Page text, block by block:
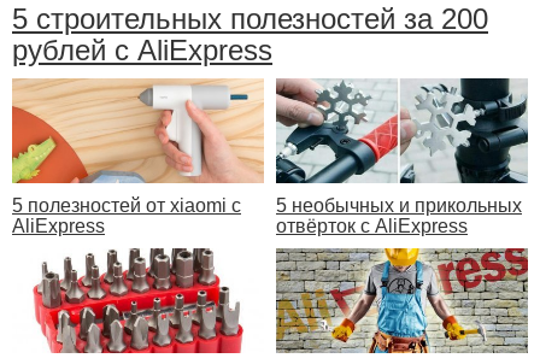
5 строительных полезностей за 200
рублей с AliExpress
5 полезностей от xiaomi с
AliExpress
5 необычных и прикольных
отвёрток с AliExpress